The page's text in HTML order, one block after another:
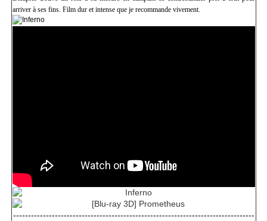
arriver à ses fins. Film dur et intense que je recommande vivement.
---------------------------------------------------------------------------------